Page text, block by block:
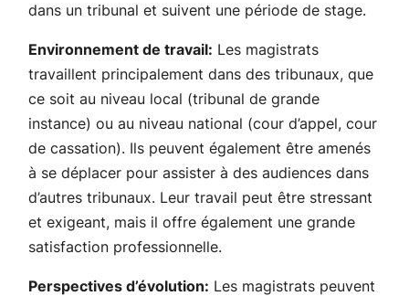
dans un tribunal et suivent une période de stage.
Environnement de travail: Les magistrats
travaillent principalement dans des tribunaux, que
ce soit au niveau local (tribunal de grande
instance) ou au niveau national (cour d’appel, cour
de cassation). Ils peuvent également être amenés
à se déplacer pour assister à des audiences dans
d’autres tribunaux. Leur travail peut être stressant
et exigeant, mais il offre également une grande
satisfaction professionnelle.
Perspectives d’évolution: Les magistrats peuvent